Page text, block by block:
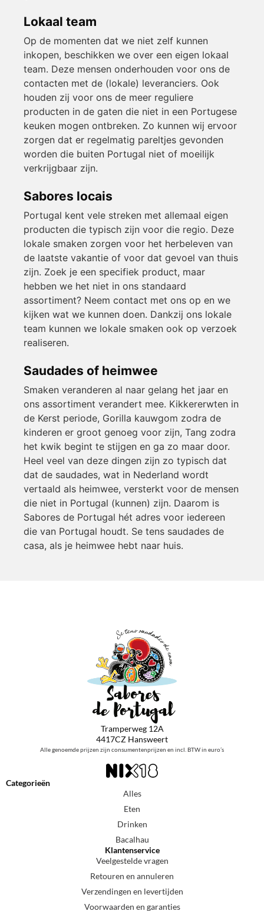
Lokaal team
Op de momenten dat we niet zelf kunnen
inkopen, beschikken we over een eigen lokaal
team. Deze mensen onderhouden voor ons de
contacten met de (lokale) leveranciers. Ook
houden zij voor ons de meer reguliere
producten in de gaten die niet in een Portugese
keuken mogen ontbreken. Zo kunnen wij ervoor
zorgen dat er regelmatig pareltjes gevonden
worden die buiten Portugal niet of moeilijk
verkrijgbaar zijn.
Sabores locais
Portugal kent vele streken met allemaal eigen
producten die typisch zijn voor die regio. Deze
lokale smaken zorgen voor het herbeleven van
de laatste vakantie of voor dat gevoel van thuis
zijn. Zoek je een specifiek product, maar
hebben we het niet in ons standaard
assortiment? Neem contact met ons op en we
kijken wat we kunnen doen. Dankzij ons lokale
team kunnen we lokale smaken ook op verzoek
realiseren.
Saudades of heimwee
Smaken veranderen al naar gelang het jaar en
ons assortiment verandert mee. Kikkererwten in
de Kerst periode, Gorilla kauwgom zodra de
kinderen er groot genoeg voor zijn, Tang zodra
het kwik begint te stijgen en ga zo maar door.
Heel veel van deze dingen zijn zo typisch dat
dat de saudades, wat in Nederland wordt
vertaald als heimwee, versterkt voor de mensen
die niet in Portugal (kunnen) zijn. Daarom is
Sabores de Portugal hét adres voor iedereen
die van Portugal houdt. Se tens saudades de
casa, als je heimwee hebt naar huis.
Tramperweg 12A
4417CZ Hansweert
Alle genoemde prijzen zijn consumentenprijzen en incl. BTW in euro’s
Categorieën
Alles
Eten
Drinken
Bacalhau
Klantenservice
Veelgestelde vragen
Retouren en annuleren
Verzendingen en levertijden
Voorwaarden en garanties